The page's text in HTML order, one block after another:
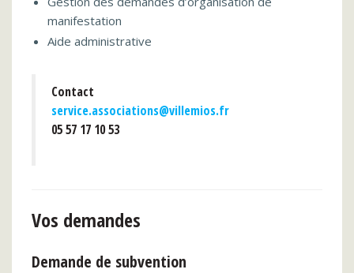
manifestation
Aide administrative
Contact
service.associations@villemios.fr
05 57 17 10 53
Vos demandes
Demande de subvention